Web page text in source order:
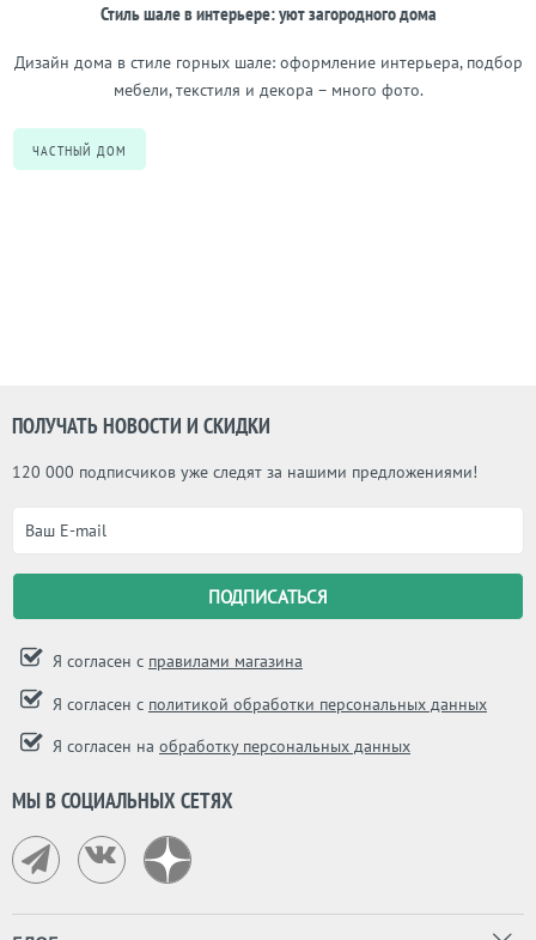
Стиль шале в интерьере: уют загородного дома
Дизайн дома в стиле горных шале: оформление интерьера, подбор
мебели, текстиля и декора – много фото.
ЧАСТНЫЙ ДОМ
ПОЛУЧАТЬ НОВОСТИ И СКИДКИ
120 000 подписчиков уже следят за нашими предложениями!
Я согласен с правилами магазина
Я согласен с политикой обработки персональных данных
Я согласен на обработку персональных данных
МЫ В СОЦИАЛЬНЫХ СЕТЯХ